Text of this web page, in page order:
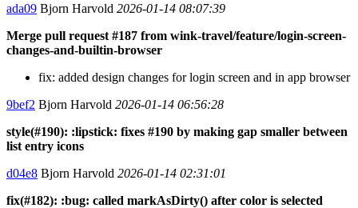
ada09 Bjorn Harvold 2026-01-14 08:07:39
Merge pull request #187 from wink-travel/feature/login-screen-
changes-and-builtin-browser
fix: added design changes for login screen and in app browser
9bef2 Bjorn Harvold 2026-01-14 06:56:28
style(#190): :lipstick: fixes #190 by making gap smaller between
list entry icons
d04e8 Bjorn Harvold 2026-01-14 02:31:01
fix(#182): :bug: called markAsDirty() after color is selected